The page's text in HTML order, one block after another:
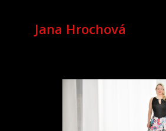
Jana Hrochová
MEZZOSOPRANO